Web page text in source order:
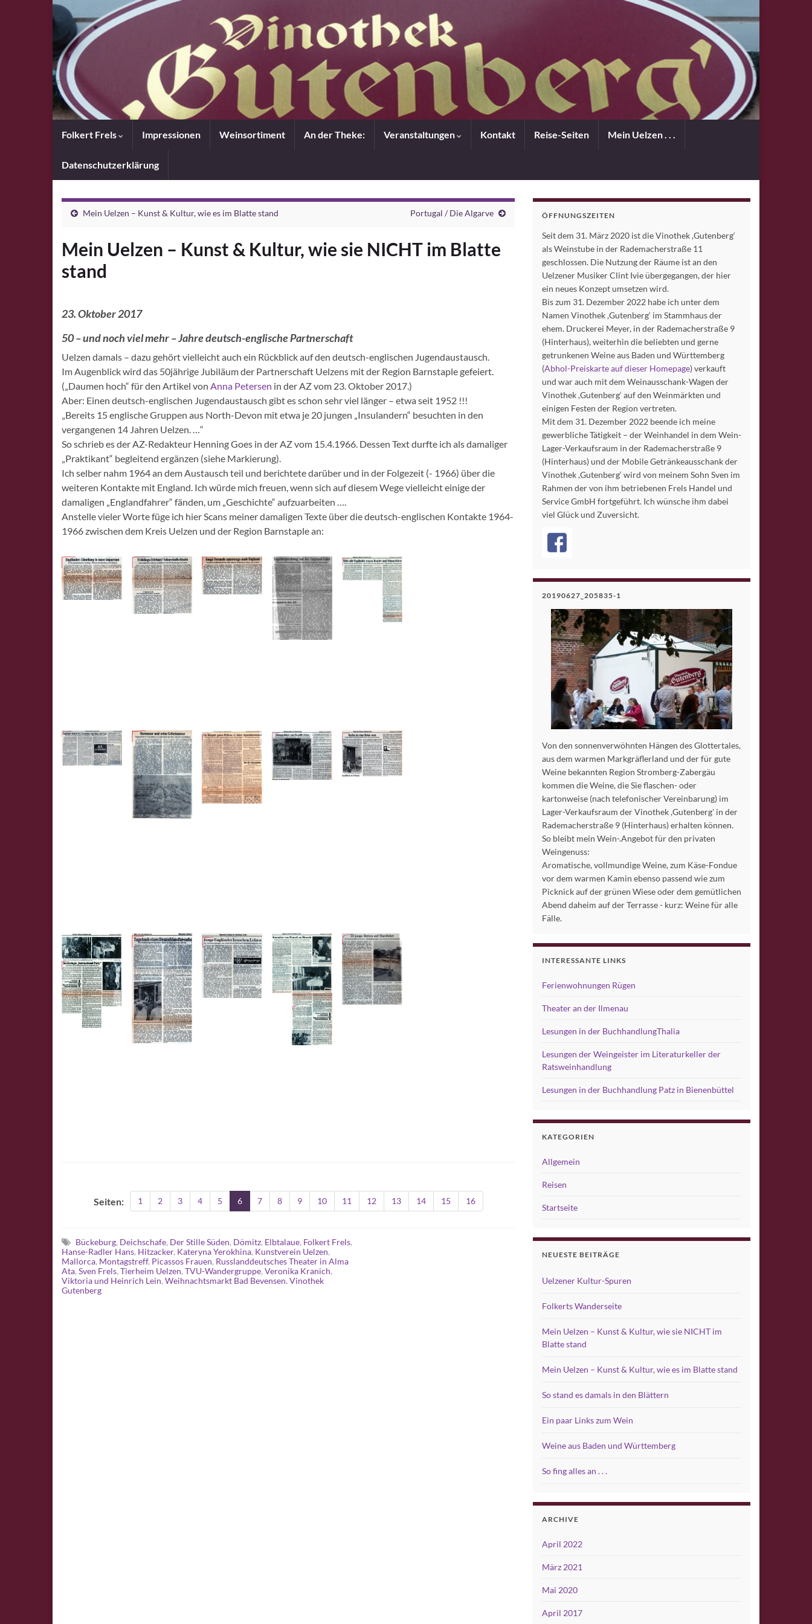
Folkert Frels Impressionen Weinsortiment An der Theke: Veranstaltungen Kontakt Reise-Seiten Mein Uelzen . . .
Datenschutzerklärung
Mein Uelzen – Kunst & Kultur, wie es im Blatte stand Portugal / Die Algarve
Mein Uelzen – Kunst & Kultur, wie sie NICHT im Blatte
stand
23. Oktober 2017
50 – und noch viel mehr – Jahre deutsch-englische Partnerschaft
Uelzen damals – dazu gehört vielleicht auch ein Rückblick auf den deutsch-englischen Jugendaustausch.
Im Augenblick wird das 50jährige Jubiläum der Partnerschaft Uelzens mit der Region Barnstaple gefeiert.
(„Daumen hoch“ für den Artikel von Anna Petersen in der AZ vom 23. Oktober 2017.)
Aber: Einen deutsch-englischen Jugendaustausch gibt es schon sehr viel länger – etwa seit 1952 !!!
„Bereits 15 englische Gruppen aus North-Devon mit etwa je 20 jungen „Insulandern“ besuchten in den
vergangenen 14 Jahren Uelzen. …“
So schrieb es der AZ-Redakteur Henning Goes in der AZ vom 15.4.1966. Dessen Text durfte ich als damaliger
„Praktikant“ begleitend ergänzen (siehe Markierung).
Ich selber nahm 1964 an dem Austausch teil und berichtete darüber und in der Folgezeit (- 1966) über die
weiteren Kontakte mit England. Ich würde mich freuen, wenn sich auf diesem Wege vielleicht einige der
damaligen „Englandfahrer“ fänden, um „Geschichte“ aufzuarbeiten ….
Anstelle vieler Worte füge ich hier Scans meiner damaligen Texte über die deutsch-englischen Kontakte 1964-
1966 zwischen dem Kreis Uelzen und der Region Barnstaple an:
Seiten: 1 2 3 4 5 6 7 8 9 10 11 12 13 14 15 16
Bückeburg, Deichschafe, Der Stille Süden, Dömitz, Elbtalaue, Folkert Frels,
Hanse-Radler Hans, Hitzacker, Kateryna Yerokhina, Kunstverein Uelzen,
Mallorca, Montagstreff, Picassos Frauen, Russlanddeutsches Theater in Alma
Ata, Sven Frels, Tierheim Uelzen, TVU-Wandergruppe, Veronika Kranich,
Viktoria und Heinrich Lein, Weihnachtsmarkt Bad Bevensen. Vinothek
Gutenberg
ÖFFNUNGSZEITEN
Seit dem 31. März 2020 ist die Vinothek ,Gutenberg‘
als Weinstube in der Rademacherstraße 11
geschlossen. Die Nutzung der Räume ist an den
Uelzener Musiker Clint Ivie übergegangen, der hier
ein neues Konzept umsetzen wird.
Bis zum 31. Dezember 2022 habe ich unter dem
Namen Vinothek ,Gutenberg‘ im Stammhaus der
ehem. Druckerei Meyer, in der Rademacherstraße 9
(Hinterhaus), weiterhin die beliebten und gerne
getrunkenen Weine aus Baden und Württemberg
(Abhol-Preiskarte auf dieser Homepage) verkauft
und war auch mit dem Weinausschank-Wagen der
Vinothek ,Gutenberg‘ auf den Weinmärkten und
einigen Festen der Region vertreten.
Mit dem 31. Dezember 2022 beende ich meine
gewerbliche Tätigkeit – der Weinhandel in dem Wein-
Lager-Verkaufsraum in der Rademacherstraße 9
(Hinterhaus) und der Mobile Getränkeausschank der
Vinothek ,Gutenberg‘ wird von meinem Sohn Sven im
Rahmen der von ihm betriebenen Frels Handel und
Service GmbH fortgeführt. Ich wünsche ihm dabei
viel Glück und Zuversicht.
20190627_205835-1
Von den sonnenverwöhnten Hängen des Glottertales,
aus dem warmen Markgräflerland und der für gute
Weine bekannten Region Stromberg-Zabergäu
kommen die Weine, die Sie flaschen- oder
kartonweise (nach telefonischer Vereinbarung) im
Lager-Verkaufsraum der Vinothek ,Gutenberg' in der
Rademacherstraße 9 (Hinterhaus) erhalten können.
So bleibt mein Wein-.Angebot für den privaten
Weingenuss:
Aromatische, vollmundige Weine, zum Käse-Fondue
vor dem warmen Kamin ebenso passend wie zum
Picknick auf der grünen Wiese oder dem gemütlichen
Abend daheim auf der Terrasse - kurz: Weine für alle
Fälle.
INTERESSANTE LINKS
Ferienwohnungen Rügen
Theater an der Ilmenau
Lesungen in der BuchhandlungThalia
Lesungen der Weingeister im Literaturkeller der
Ratsweinhandlung
Lesungen in der Buchhandlung Patz in Bienenbüttel
KATEGORIEN
Allgemein
Reisen
Startseite
NEUESTE BEITRÄGE
Uelzener Kultur-Spuren
Folkerts Wanderseite
Mein Uelzen – Kunst & Kultur, wie sie NICHT im
Blatte stand
Mein Uelzen – Kunst & Kultur, wie es im Blatte stand
So stand es damals in den Blättern
Ein paar Links zum Wein
Weine aus Baden und Württemberg
So fing alles an . . .
ARCHIVE
April 2022
März 2021
Mai 2020
April 2017